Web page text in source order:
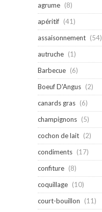
agrume (8)
apéritif (41)
assaisonnement (54)
autruche (1)
Barbecue (6)
Boeuf D'Angus (2)
canards gras (6)
champignons (5)
cochon de lait (2)
condiments (17)
confiture (8)
coquillage (10)
court-bouillon
(11)